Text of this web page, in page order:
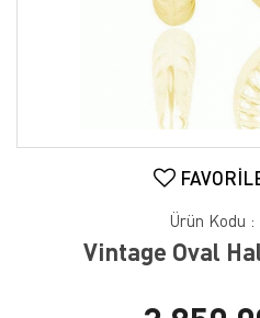
Ürün Kodu :
Vintage Oval